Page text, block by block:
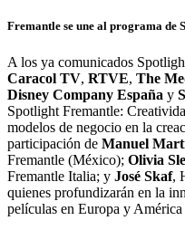
Fremantle se une al programa de
A los ya comunicados
Caracol TV, RTVE, The
Disney Company España y
Spotlight Fremantle:
modelos de negocio en la
participación de Manuel
Fremantle (México); Olivia
Fremantle Italia; y José Skaf,
quienes profundizarán en la
películas en Europa y